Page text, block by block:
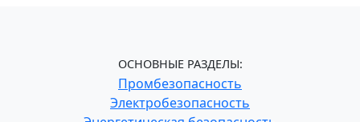
ОСНОВНЫЕ РАЗДЕЛЫ:
Промбезопасность
Электробезопасность